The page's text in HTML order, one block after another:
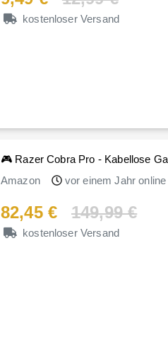
kostenloser Versand
🎮 Razer Cobra Pro - Kabellose
Amazon
vor einem Jahr online
82,45 € 149,99 €
kostenloser Versand